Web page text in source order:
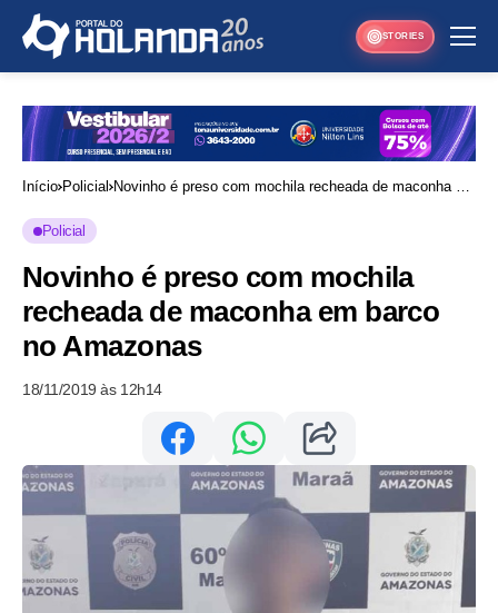
STORIES
Início Policial Novinho é preso com mochila recheada de maconha em
Policial
Novinho é preso com mochila
recheada de maconha em barco
no Amazonas
18/11/2019 às 12h14